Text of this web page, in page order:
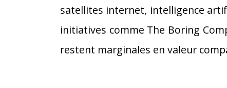
satellites internet, intelligence
initiatives comme The Boring
restent marginales en valeur